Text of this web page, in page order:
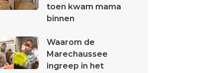
toen kwam mama
binnen
Waarom de
Marechaussee
ingreep in het